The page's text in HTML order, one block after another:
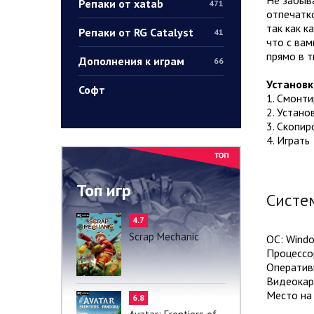
Репаки от xatab 471
Репаки от RG Catalyst 41
Дополнения к играм 66
Софт
Топ игр
4.7
Scrap Mechanic
6.8
так как
что с
прямо в
1.
2.
3.
4. Играть
ОС:
Место на